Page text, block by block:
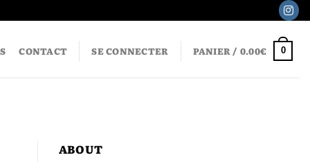
CONTACT SE CONNECTER PANIER / 0.00€ 0
ABOUT